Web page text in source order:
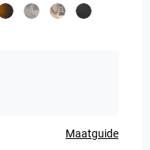
Maatguide